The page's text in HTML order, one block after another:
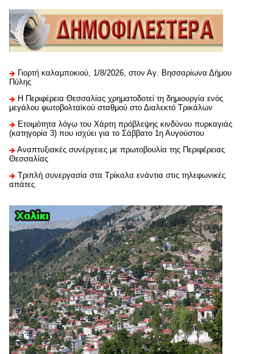
Γιορτή καλαμποκιού, 1/8/2026, στον Αγ. Βησσαρίωνα Δήμου
Πύλης
H Περιφέρεια Θεσσαλίας χρηματοδοτεί τη δημιουργία ενός
μεγάλου φωτοβολταϊκού σταθμού στο Διαλεκτό Τρικάλων
Ετοιμότητα λόγω του Χάρτη πρόβλεψης κινδύνου πυρκαγιάς
(κατηγορία 3) που ισχύει για το Σάββατο 1η Αυγούστου
Αναπτυξιακές συνέργειες με πρωτοβουλία της Περιφέρειας
Θεσσαλίας
Τριπλή συνεργασία στα Τρίκαλα ενάντια στις τηλεφωνικές
απάτες